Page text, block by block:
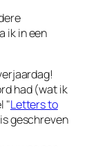
ik in een
had (wat ik
"Letters to
geschreven